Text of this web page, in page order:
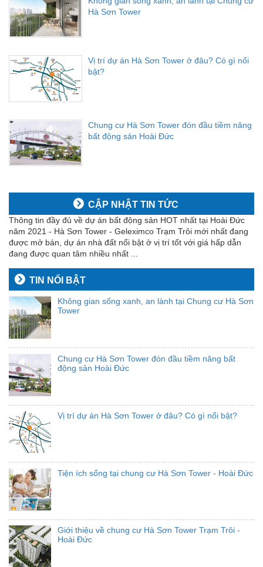
Hà Sơn Tower
Vị trí dự án Hà Sơn Tower ở đâu? Có gì nổi
bật?
Chung cư Hà Sơn Tower đón đầu tiềm năng
bất động sản Hoài Đức
CẬP NHẬT TIN TỨC
Thông tin đầy đủ về dự án bất động sản HOT nhất tại Hoài Đức
năm 2021 - Hà Sơn Tower - Geleximco Trạm Trôi mới nhất đang
được mở bán, dự án nhà đất nổi bật ở vị trí tốt với giá hấp dẫn
đang được quan tâm nhiều nhất ...
TIN NỔI BẬT
Không gian sống xanh, an lành tại Chung cư Hà Sơn
Tower
Chung cư Hà Sơn Tower đón đầu tiềm năng bất
động sản Hoài Đức
Vị trí dự án Hà Sơn Tower ở đâu? Có gì nổi bật?
Tiện ích sống tại chung cư Hà Sơn Tower - Hoài Đức
Giới thiệu về chung cư Hà Sơn Tower Trạm Trôi -
Hoài Đức